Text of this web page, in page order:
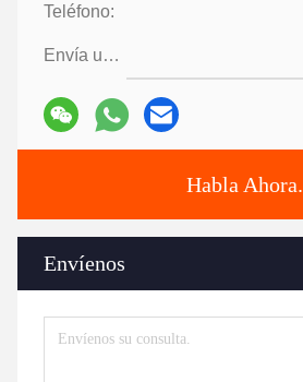
Teléfono:
Envía un fax.:
Habla Ahora.
Envíenos